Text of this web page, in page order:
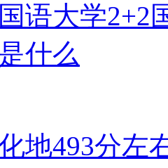
语大学2+2
什么
地493分左